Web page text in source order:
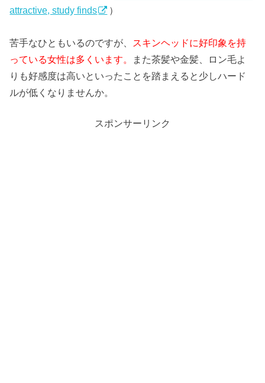
attractive, study finds
）
苦手なひともいるのですが、 スキンヘッドに好印象を持
っている女性は多くいます。
また茶髪や金髪、ロン毛よ
りも好感度は高いといったことを踏まえると少しハード
ルが低くなりませんか。
スポンサーリンク